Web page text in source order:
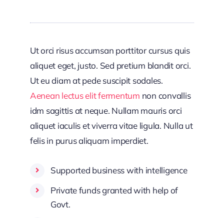
Ut orci risus accumsan porttitor cursus quis
aliquet eget, justo. Sed pretium blandit orci.
Ut eu diam at pede suscipit sodales.
Aenean lectus elit fermentum non convallis
idm sagittis at neque. Nullam mauris orci
aliquet iaculis et viverra vitae ligula. Nulla ut
felis in purus aliquam imperdiet.
Supported business with intelligence
Private funds granted with help of
Govt.